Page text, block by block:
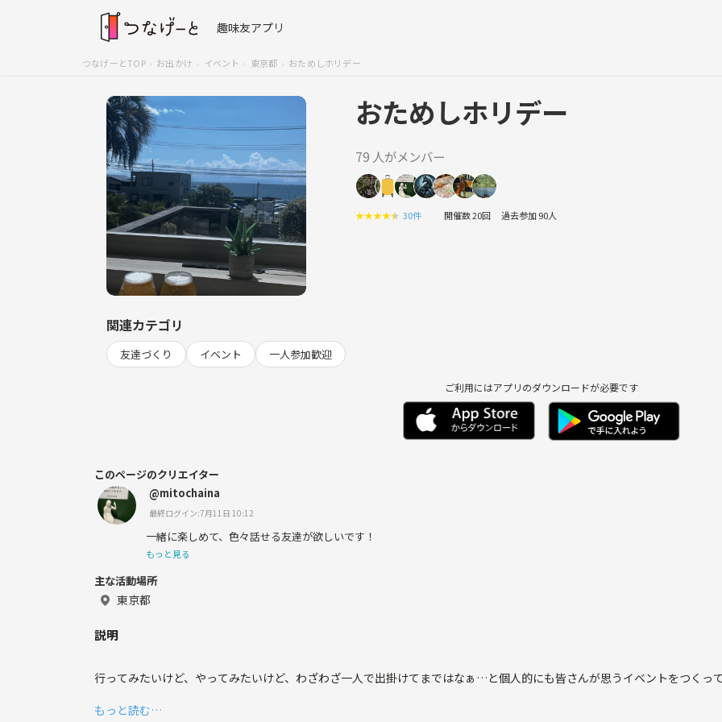
趣味友アプリ
つなげーとTOP お出かけ イベント 東京都 おためしホリデー
おためしホリデー
79 人がメンバー
★★★★★ 30件 開催数 20回 過去参加 90人
関連カテゴリ
友達づくり イベント 一人参加歓迎
ご利用にはアプリのダウンロードが必要です
このページのクリエイター
@mitochaina
最終ログイン:7月11日 10:12
一緒に楽しめて、色々話せる友達が欲しいです！
もっと見る
主な活動場所
東京都
説明
行ってみたいけど、やってみたいけど、わざわざ一人で出掛けてまではなぁ…と個人的にも皆さんが思うイベントをつくって
もっと読む…